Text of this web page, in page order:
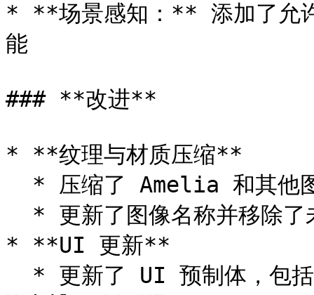
* **场景感知：** 添加了允
能
### **改进**
* **纹理与材质压缩**
* **UI 更新**